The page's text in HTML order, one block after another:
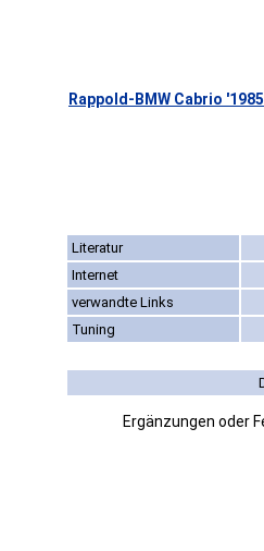
Rappold-BMW Cabrio '1985
Literatur
Internet
verwandte Links
Tuning
Ergänzungen oder